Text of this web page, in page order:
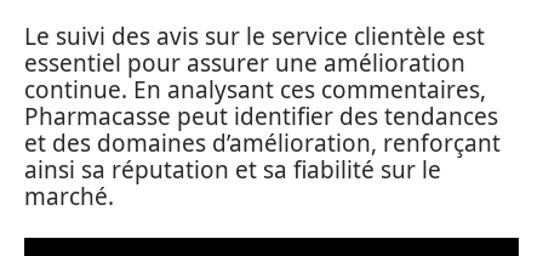
Le suivi des avis sur le service clientèle est
essentiel pour assurer une amélioration
continue. En analysant ces commentaires,
Pharmacasse peut identifier des tendances
et des domaines d’amélioration, renforçant
ainsi sa réputation et sa fiabilité sur le
marché.